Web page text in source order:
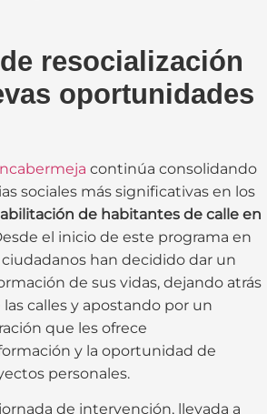
resocialización
oportunidades
continúa consolidando
sociales más significativas en los
de habitantes de calle en
el inicio de este programa en
han decidido dar un
de sus vidas, dejando atrás
calles y apostando por un
que les ofrece
y la oportunidad de
personales.
de intervención, llevada a